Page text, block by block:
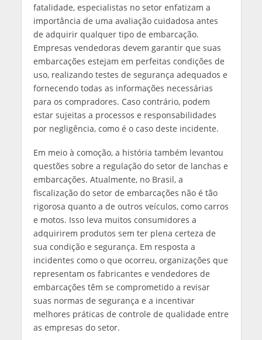
fatalidade, especialistas no setor enfatizam a
importância de uma avaliação cuidadosa antes
de adquirir qualquer tipo de embarcação.
Empresas vendedoras devem garantir que suas
embarcações estejam em perfeitas condições de
uso, realizando testes de segurança adequados e
fornecendo todas as informações necessárias
para os compradores. Caso contrário, podem
estar sujeitas a processos e responsabilidades
por negligência, como é o caso deste incidente.
Em meio à comoção, a história também levantou
questões sobre a regulação do setor de lanchas e
embarcações. Atualmente, no Brasil, a
fiscalização do setor de embarcações não é tão
rigorosa quanto a de outros veículos, como carros
e motos. Isso leva muitos consumidores a
adquirirem produtos sem ter plena certeza de
sua condição e segurança. Em resposta a
incidentes como o que ocorreu, organizações que
representam os fabricantes e vendedores de
embarcações têm se comprometido a revisar
suas normas de segurança e a incentivar
melhores práticas de controle de qualidade entre
as empresas do setor.